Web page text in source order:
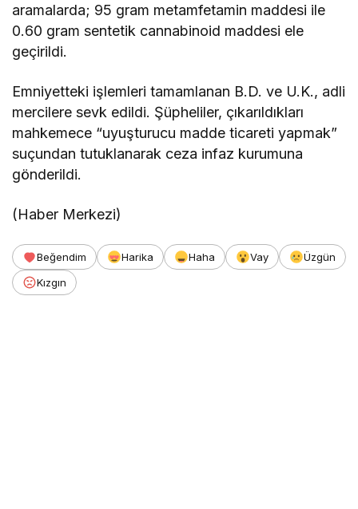
aramalarda; 95 gram metamfetamin maddesi ile
0.60 gram sentetik cannabinoid maddesi ele
geçirildi.
Emniyetteki işlemleri tamamlanan B.D. ve U.K., adli
mercilere sevk edildi. Şüpheliler, çıkarıldıkları
mahkemece “uyuşturucu madde ticareti yapmak”
suçundan tutuklanarak ceza infaz kurumuna
gönderildi.
(Haber Merkezi)
Beğendim Harika Haha Vay
Üzgün
Kızgın